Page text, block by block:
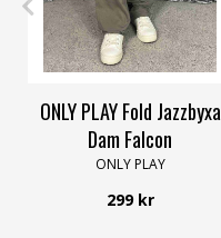
XS S XL XXL 4XL
ONLY PLAY Fold Jazzbyxa
Dam Falcon
ONLY PLAY
299 kr